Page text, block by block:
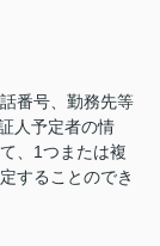
番号、勤務先等
人予定者の情
、1つまたは複
することのでき